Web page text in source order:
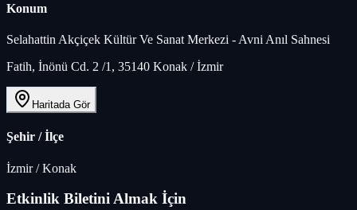
Konum
Selahattin Akçiçek Kültür Ve Sanat Merkezi - Avni Anıl Sahnesi
Fatih, İnönü Cd. 2 /1, 35140 Konak / İzmir
Haritada Gör
Şehir / İlçe
İzmir/Konak
Etkinlik Biletini Almak İçin